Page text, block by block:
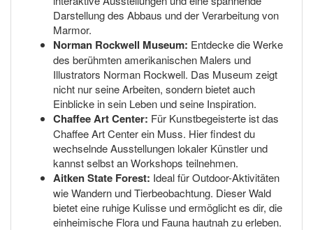
Darstellung des Abbaus und der Verarbeitung von
Marmor.
Norman Rockwell Museum: Entdecke die Werke
des berühmten amerikanischen Malers und
Illustrators Norman Rockwell. Das Museum zeigt
nicht nur seine Arbeiten, sondern bietet auch
Einblicke in sein Leben und seine Inspiration.
Chaffee Art Center: Für Kunstbegeisterte ist das
Chaffee Art Center ein Muss. Hier findest du
wechselnde Ausstellungen lokaler Künstler und
kannst selbst an Workshops teilnehmen.
Aitken State Forest: Ideal für Outdoor-Aktivitäten
wie Wandern und Tierbeobachtung. Dieser Wald
bietet eine ruhige Kulisse und ermöglicht es dir, die
einheimische Flora und Fauna hautnah zu erleben.